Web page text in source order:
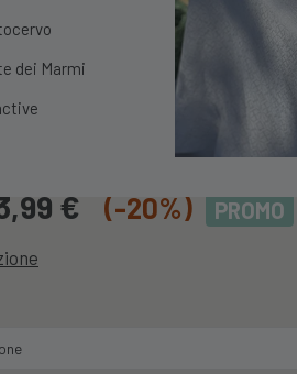
dei Marmi
Fermatovaglie
SET4PZFERMATOVAGLIEINOX
€ (-20%) PROMO